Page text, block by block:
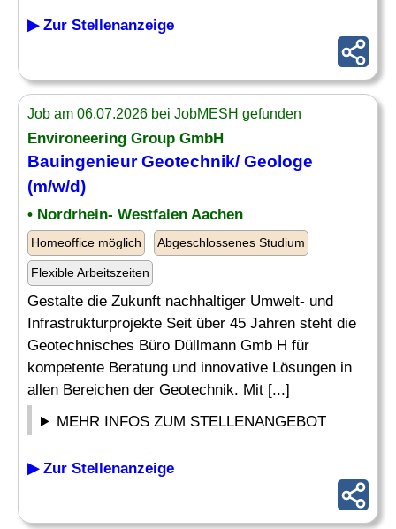
▶ Zur Stellenanzeige
Job am 06.07.2026 bei JobMESH gefunden
Environeering Group GmbH
Bauingenieur Geotechnik/ Geologe
(m/w/d)
• Nordrhein- Westfalen Aachen
Homeoffice möglich Abgeschlossenes Studium
Flexible Arbeitszeiten
Gestalte die Zukunft nachhaltiger Umwelt- und
Infrastrukturprojekte Seit über 45 Jahren steht die
Geotechnisches Büro Düllmann Gmb H für
kompetente Beratung und innovative Lösungen in
allen Bereichen der Geotechnik. Mit [...]
MEHR INFOS ZUM STELLENANGEBOT
▶ Zur Stellenanzeige